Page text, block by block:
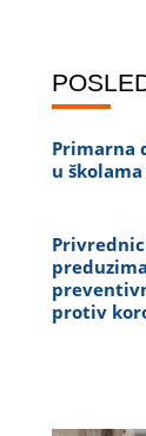
Primarna
u
protiv